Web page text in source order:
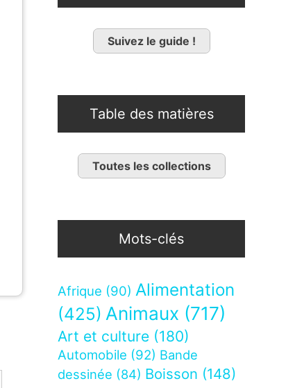
Suivez le guide !
Table des matières
Toutes les collections
Mots-clés
Afrique (90) Alimentation
(425) Animaux (717)
Art et culture (180)
Automobile (92) Bande
dessinée (84) Boisson (148)